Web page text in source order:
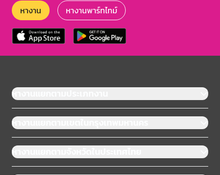
หางาน หางานพาร์ทไทม์
หางานแยกตามประเภทงาน
หางานแยกตามเขตในกรุงเทพมหานคร
หางานแยกตามจังหวัดในประเทศไทย